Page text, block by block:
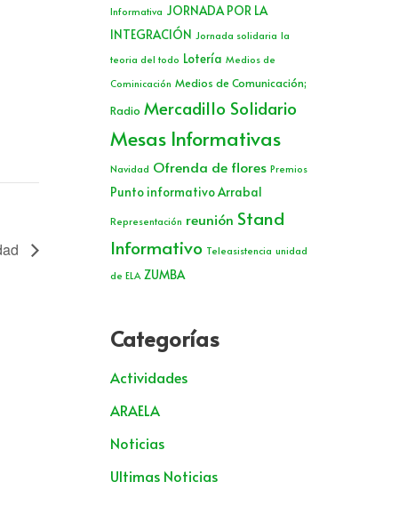
Informativa JORNADA POR LA
INTEGRACIÓN Jornada solidaria la
teoria del todo Lotería Medios de
Cominicación Medios de Comunicación;
Radio Mercadillo Solidario
Mesas Informativas
Navidad Ofrenda de flores Premios
Punto informativo Arrabal
Representación reunión Stand
Informativo Teleasistencia unidad
de ELA ZUMBA
Categorías
Actividades
ARAELA
Noticias
Ultimas Noticias